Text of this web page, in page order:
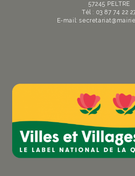
57245 PELTRE
Tél : 03 87 74 22
E-mail:secretariat@